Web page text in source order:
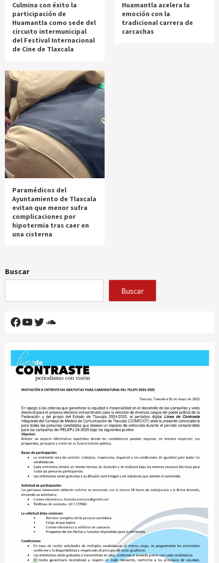
Culmina con éxito la
participación de
Huamantla como sede del
circuito intermunicipal
del Festival Internacional
de Cine de Tlaxcala
Huamantla acelera la
emoción con la
tradicional carrera de
carcachas
Paramédicos del
Ayuntamiento de Tlaxcala
evitan que menor sufra
complicaciones por
hipotermia tras caer en
una cisterna
Buscar
Buscar
Facebook
YouTube
Twitter
SoundCloud